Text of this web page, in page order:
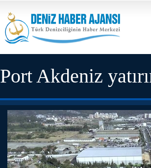
Port Akdeniz